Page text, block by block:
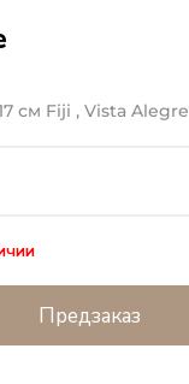
см Fiji , Vista Alegre
Предзаказ